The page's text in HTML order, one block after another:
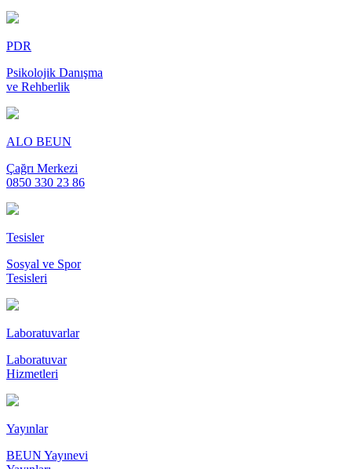
PDR
Psikolojik Danışma
ve Rehberlik
ALO BEUN
Çağrı Merkezi
0850 330 23 86
Tesisler
Sosyal ve Spor
Tesisleri
Laboratuvarlar
Laboratuvar
Hizmetleri
Yayınlar
BEUN Yayınevi